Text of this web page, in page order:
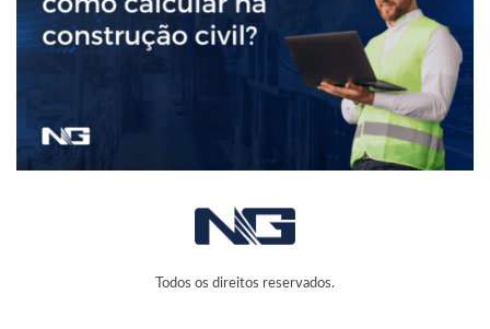
Todos os direitos reservados.